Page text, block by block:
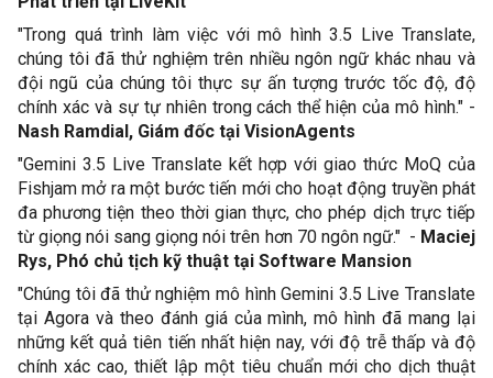
"Trong quá trình làm việc với mô hình 3.5 Live Translate,
chúng tôi đã thử nghiệm trên nhiều ngôn ngữ khác nhau và
đội ngũ của chúng tôi thực sự ấn tượng trước tốc độ, độ
chính xác và sự tự nhiên trong cách thể hiện của mô hình." -
Nash Ramdial, Giám đốc tại VisionAgents
"Gemini 3.5 Live Translate kết hợp với giao thức MoQ của
Fishjam mở ra một bước tiến mới cho hoạt động truyền phát
đa phương tiện theo thời gian thực, cho phép dịch trực tiếp
từ giọng nói sang giọng nói trên hơn 70 ngôn ngữ."  - Maciej
Rys, Phó chủ tịch kỹ thuật tại Software Mansion
"Chúng tôi đã thử nghiệm mô hình Gemini 3.5 Live Translate
tại Agora và theo đánh giá của mình, mô hình đã mang lại
những kết quả tiên tiến nhất hiện nay, với độ trễ thấp và độ
chính xác cao, thiết lập một tiêu chuẩn mới cho dịch thuật